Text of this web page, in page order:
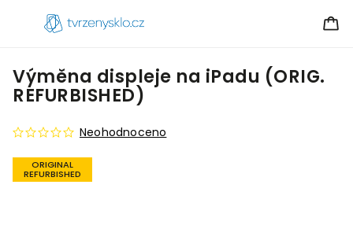
Výměna displeje na iPadu (ORIG.
REFURBISHED)
ORIGINAL
REFURBISHED
Neohodnoceno